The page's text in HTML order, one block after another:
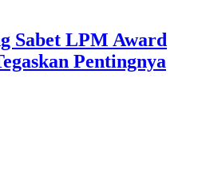
Sabet LPM Award
Pentingnya